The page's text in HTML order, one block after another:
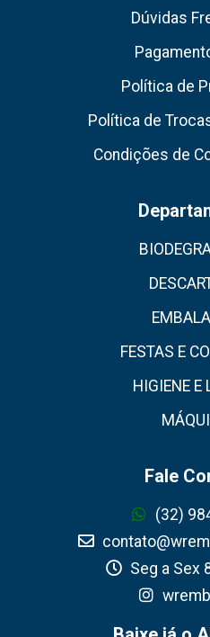
Dúvidas
Política de
Política de
Condições de
FESTAS E
HIGIENE E
Fale
(32)
Seg a Sex